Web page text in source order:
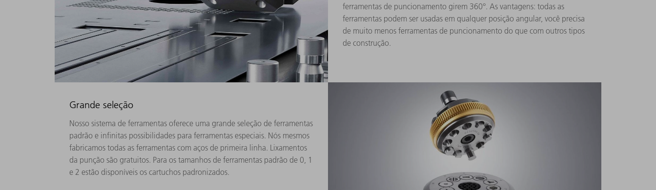
ferramentas de puncionamento girem 360°. As vantagens: todas as
ferramentas podem ser usadas em qualquer posição angular, você precisa
de muito menos ferramentas de puncionamento do que com outros tipos
de construção.
Grande seleção
Nosso sistema de ferramentas oferece uma grande seleção de ferramentas
padrão e infinitas possibilidades para ferramentas especiais. Nós mesmos
fabricamos todas as ferramentas com aços de primeira linha. Lixamentos
da punção são gratuitos. Para os tamanhos de ferramentas padrão de 0, 1
e 2 estão disponíveis os cartuchos padronizados.